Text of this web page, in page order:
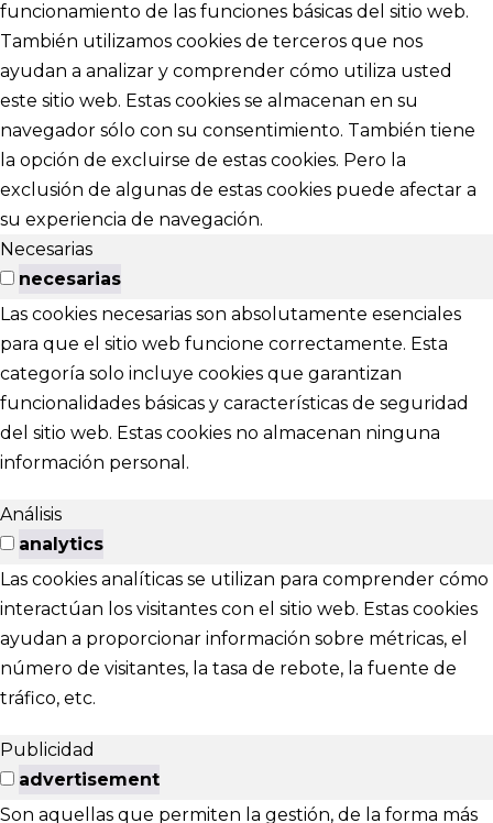
funcionamiento de las funciones básicas del sitio web.
También utilizamos cookies de terceros que nos
ayudan a analizar y comprender cómo utiliza usted
este sitio web. Estas cookies se almacenan en su
navegador sólo con su consentimiento. También tiene
la opción de excluirse de estas cookies. Pero la
exclusión de algunas de estas cookies puede afectar a
su experiencia de navegación.
Necesarias
necesarias
Las cookies necesarias son absolutamente esenciales
para que el sitio web funcione correctamente. Esta
categoría solo incluye cookies que garantizan
funcionalidades básicas y características de seguridad
del sitio web. Estas cookies no almacenan ninguna
información personal.
Análisis
analytics
Las cookies analíticas se utilizan para comprender cómo
interactúan los visitantes con el sitio web. Estas cookies
ayudan a proporcionar información sobre métricas, el
número de visitantes, la tasa de rebote, la fuente de
tráfico, etc.
Publicidad
advertisement
Son aquellas que permiten la gestión, de la forma más